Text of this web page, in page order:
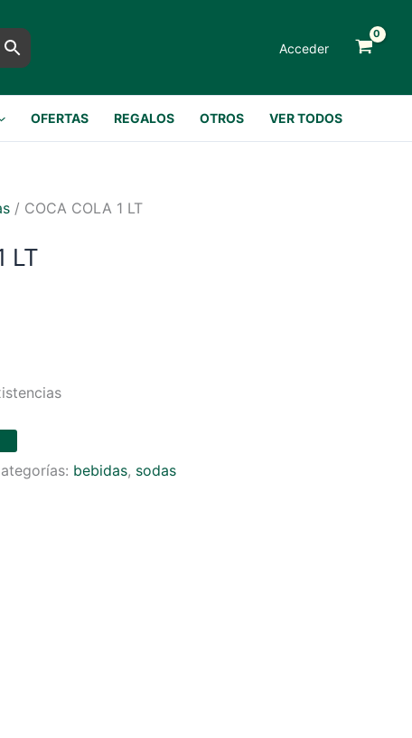
Acceder
OFERTAS REGALOS OTROS VER TODOS
/ COCA COLA 1 LT
LT
bebidas, sodas